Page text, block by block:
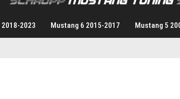
2023 Mustang 6 2015-2017 Mustang 5